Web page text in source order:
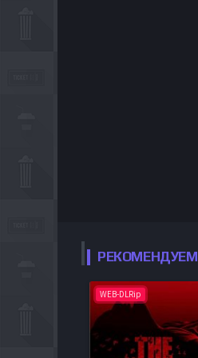
РЕКОМЕНДУЕМ
WEB-DLRip